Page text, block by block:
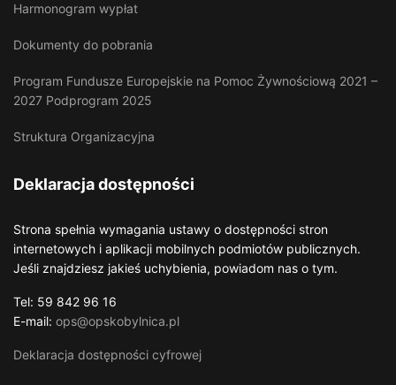
Harmonogram wypłat
Dokumenty do pobrania
Program Fundusze Europejskie na Pomoc Żywnościową 2021 –
2027 Podprogram 2025
Struktura Organizacyjna
Deklaracja dostępności
Strona spełnia wymagania ustawy o dostępności stron
internetowych i aplikacji mobilnych podmiotów publicznych.
Jeśli znajdziesz jakieś uchybienia, powiadom nas o tym.
Tel: 59 842 96 16
E-mail: ops@opskobylnica.pl
Deklaracja dostępności cyfrowej